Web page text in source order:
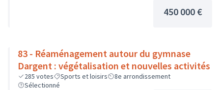
450 000 €
83 - Réaménagement autour du gymnase
Dargent : végétalisation et nouvelles activités
285 votes Sports et loisirs
8e arrondissement
Sélectionné